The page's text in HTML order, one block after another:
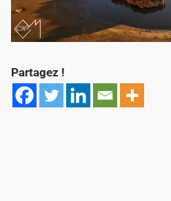
Partagez !